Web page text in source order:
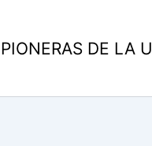
PIONERAS DE LA